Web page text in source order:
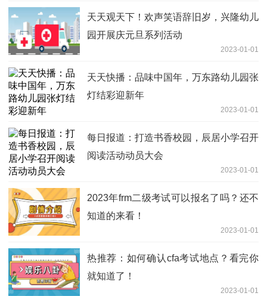
天天观天下！欢声笑语辞旧岁，兴隆幼儿
园开展庆元旦系列活动
2023-01-01
天天快播：品味中国年，万东路幼儿园张
灯结彩迎新年
2023-01-01
每日报道：打造书香校园，辰居小学召开
阅读活动动员大会
2023-01-01
2023年frm二级考试可以报名了吗？还不
知道的来看！
2023-01-01
热推荐：如何确认cfa考试地点？看完你
就知道了！
2023-01-01